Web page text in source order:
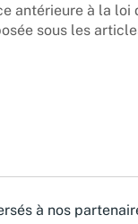
antérieure à la loi
sous les
à nos